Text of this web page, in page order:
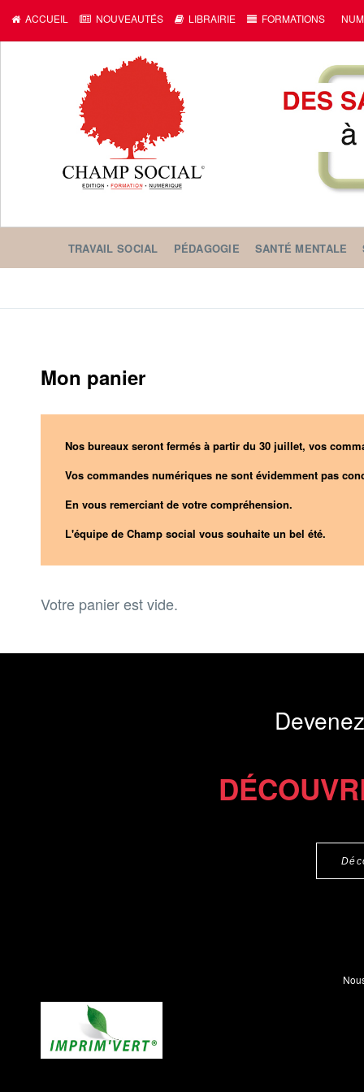
ACCUEIL NOUVEAUTÉS LIBRAIRIE FORMATIONS
TRAVAIL SOCIAL PÉDAGOGIE SANTÉ MENTALE
Mon panier
Nos bureaux seront fermés à partir du 30 juillet, vos
Vos commandes numériques ne sont évidemment pas
En vous remerciant de votre compréhension.
L'équipe de Champ social vous souhaite un bel été.
Votre panier est vide.